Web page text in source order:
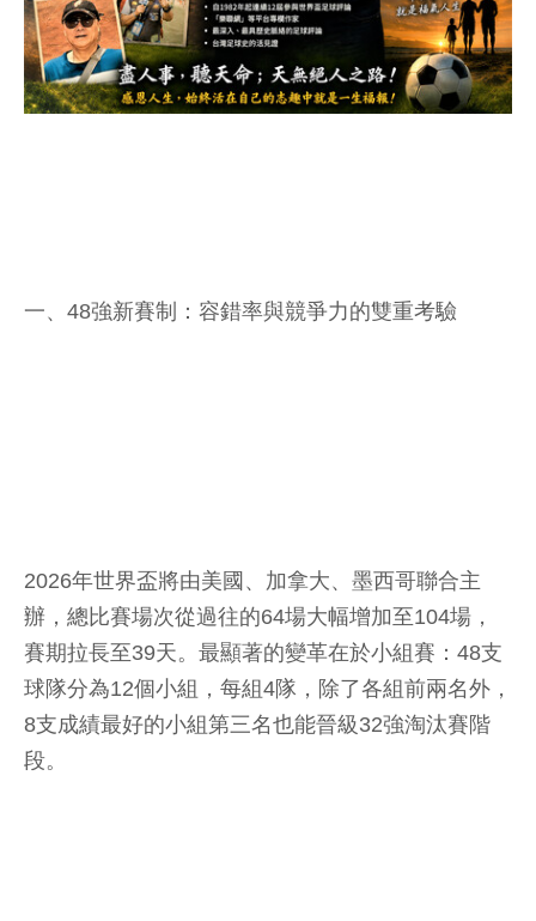
一、48強新賽制：容錯率與競爭力的雙重考驗
2026年世界盃將由美國、加拿大、墨西哥聯合主
辦，總比賽場次從過往的64場大幅增加至104場，
賽期拉長至39天。最顯著的變革在於小組賽：48支
球隊分為12個小組，每組4隊，除了各組前兩名外，
8支成績最好的小組第三名也能晉級32強淘汰賽階
段。